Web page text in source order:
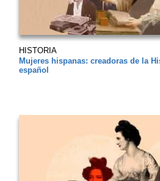
HISTORIA
Mujeres hispanas: creadoras de la
español